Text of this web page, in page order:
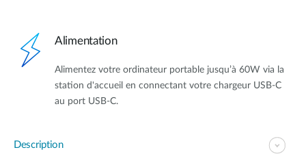
Alimentation
Alimentez votre ordinateur portable jusqu’à 60W via la
station d'accueil en connectant votre chargeur USB-C
au port USB-C.
Description